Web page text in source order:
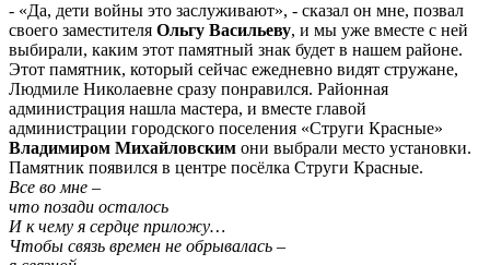
- «Да, дети войны это заслуживают», - сказал он мне, позвал
своего заместителя Ольгу Васильеву, и мы уже вместе с ней
выбирали, каким этот памятный знак будет в нашем районе.
Этот памятник, который сейчас ежедневно видят стружане,
Людмиле Николаевне сразу понравился. Районная
администрация нашла мастера, и вместе главой
администрации городского поселения «Струги Красные»
Владимиром Михайловским они выбрали место установки.
Памятник появился в центре посёлка Струги Красные.
Все во мне –
что позади осталось
И к чему я сердце приложу…
Чтобы связь времен не обрывалась –